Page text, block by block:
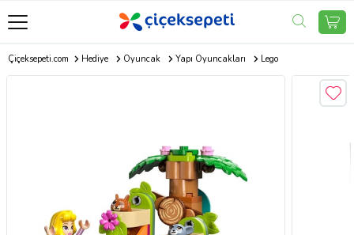
Çiçeksepeti.com Hediye Oyuncak Yapı Oyuncakları Lego